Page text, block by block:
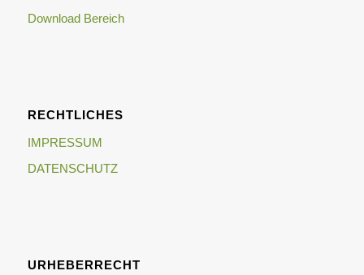
Download Bereich
RECHTLICHES
IMPRESSUM
DATENSCHUTZ
URHEBERRECHT